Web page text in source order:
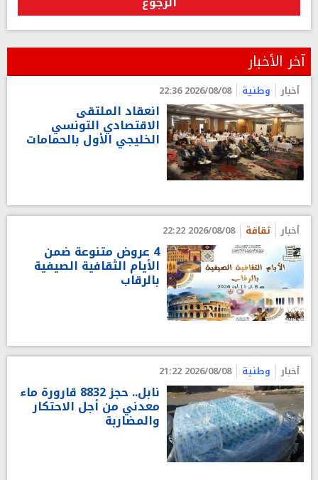
آخر الأخبار
أخبار وطنية 2026/08/08 22:36
انعقاد الملتقى
الاقتصادي التونسي
الخليجي الأول بالحمامات
أخبار ثقافة 2026/08/08 22:22
4 عروض متنوعة ضمن
الأيام الثقافية الصيفية
بالرقاب
أخبار وطنية 2026/08/08 21:22
نابل.. حجز 8832 قارورة ماء
معدني من أجل الاحتكار
والمضاربة